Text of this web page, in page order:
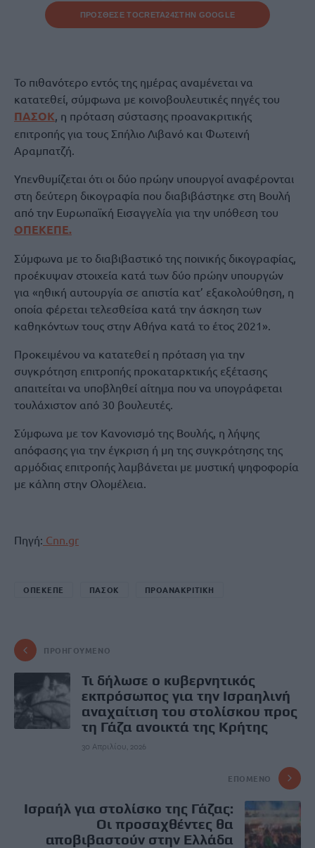
ΠΡΟΣΘΕΣΕ ΤΟCRETA24ΣΤΗΝ GOOGLE
Το πιθανότερο εντός της ημέρας αναμένεται να
κατατεθεί, σύμφωνα με κοινοβουλευτικές πηγές του
ΠΑΣΟΚ, η πρόταση σύστασης προανακριτικής
επιτροπής για τους Σπήλιο Λιβανό και Φωτεινή
Αραμπατζή.
Υπενθυμίζεται ότι οι δύο πρώην υπουργοί αναφέρονται
στη δεύτερη δικογραφία που διαβιβάστηκε στη Βουλή
από την Ευρωπαϊκή Εισαγγελία για την υπόθεση του
ΟΠΕΚΕΠΕ.
Σύμφωνα με το διαβιβαστικό της ποινικής δικογραφίας,
προέκυψαν στοιχεία κατά των δύο πρώην υπουργών
για «ηθική αυτουργία σε απιστία κατ’ εξακολούθηση, η
οποία φέρεται τελεσθείσα κατά την άσκηση των
καθηκόντων τους στην Αθήνα κατά το έτος 2021».
Προκειμένου να κατατεθεί η πρόταση για την
συγκρότηση επιτροπής προκαταρκτικής εξέτασης
απαιτείται να υποβληθεί αίτημα που να υπογράφεται
τουλάχιστον από 30 βουλευτές.
Σύμφωνα με τον Κανονισμό της Βουλής, η λήψης
απόφασης για την έγκριση ή μη της συγκρότησης της
αρμόδιας επιτροπής λαμβάνεται με μυστική ψηφοφορία
με κάλπη στην Ολομέλεια.
Πηγή: Cnn.gr
ΟΠΕΚΕΠΕ ΠΑΣΟΚ ΠΡΟΑΝΑΚΡΙΤΙΚΗ
ΠΡΟΗΓΟΎΜΕΝΟ
Τι δήλωσε ο κυβερνητικός
εκπρόσωπος για την Iσραηλινή
αναχαίτιση του στολίσκου προς
τη Γάζα ανοικτά της Κρήτης
30 Απριλίου, 2026
ΕΠΌΜΕΝΟ
Ισραήλ για στολίσκο της Γάζας:
Οι προσαχθέντες θα
αποβιβαστούν στην Ελλάδα